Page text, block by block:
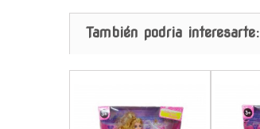
También podria interesarte: